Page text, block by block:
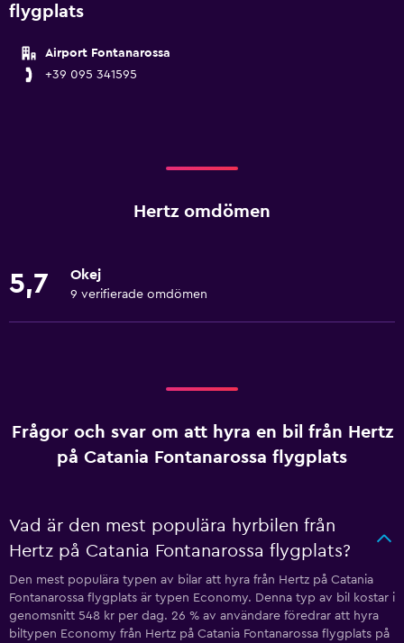
flygplats
Airport Fontanarossa
+39 095 341595
Hertz omdömen
5,7 Okej
9 verifierade omdömen
Frågor och svar om att hyra en bil från Hertz
på Catania Fontanarossa flygplats
Vad är den mest populära hyrbilen från
Hertz på Catania Fontanarossa flygplats?
Den mest populära typen av bilar att hyra från Hertz på Catania
Fontanarossa flygplats är typen Economy. Denna typ av bil kostar i
genomsnitt 548 kr per dag. 26 % av användare föredrar att hyra
biltypen Economy från Hertz på Catania Fontanarossa flygplats på